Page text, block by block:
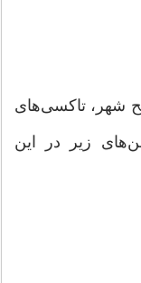
شهر، تاکسی‌های
زیر در این